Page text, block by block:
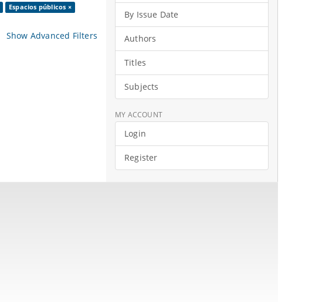
Espacios públicos ×
Show Advanced Filters
By Issue Date
Authors
Titles
Subjects
MY ACCOUNT
Login
Register